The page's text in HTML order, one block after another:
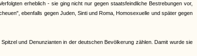
erheblich - sie ging nicht nur gegen staatsfeindliche Bestrebungen vor,
ebenfalls gegen Juden, Sinti und Roma, Homosexuelle und später gegen
und Denunzianten in der deutschen Bevölkerung zählen. Damit wurde sie